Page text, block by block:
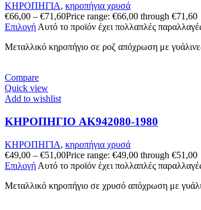
ΚΗΡΟΠΗΓΙΑ, κηροπήγια χρυσά
€66,00 – €71,60Price range: €66,00 through €71,60
Επιλογή Αυτό το προϊόν έχει πολλαπλές
Μεταλλικό κηροπήγιο σε ροζ απόχρωση με
Compare
Quick view
Add to wishlist
ΚΗΡΟΠΗΓΙΟ AK942080-1980
ΚΗΡΟΠΗΓΙΑ, κηροπήγια χρυσά
€49,00 – €51,00Price range: €49,00 through €51,00
Επιλογή Αυτό το προϊόν έχει πολλαπλές
Μεταλλικό κηροπήγιο σε χρυσό απόχρωση με